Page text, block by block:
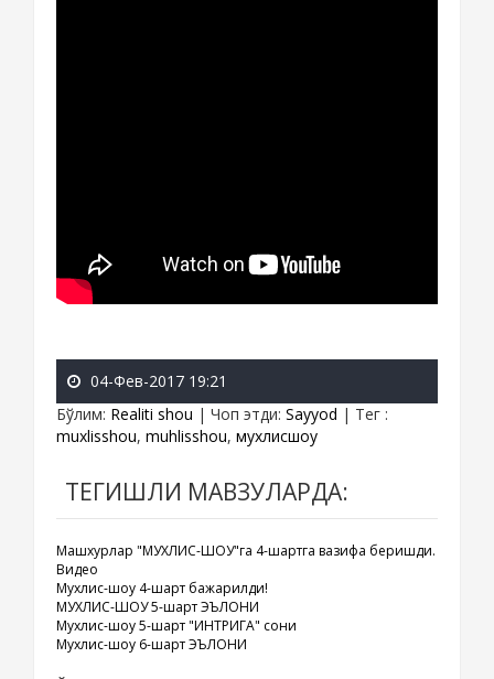
04-Фев-2017 19:21
Бўлим: Realiti shou | Чоп этди: Sayyod | Тег :
muxlisshou, muhlisshou, мухлисшоу
ТЕГИШЛИ МАВЗУЛАРДА:
Машхурлар "МУХЛИС-ШОУ"га 4-шартга вазифа беришди.
Видео
Мухлис-шоу 4-шарт бажарилди!
МУХЛИС-ШОУ 5-шарт ЭЪЛОНИ
Мухлис-шоу 5-шарт "ИНТРИГА" сони
Мухлис-шоу 6-шарт ЭЪЛОНИ